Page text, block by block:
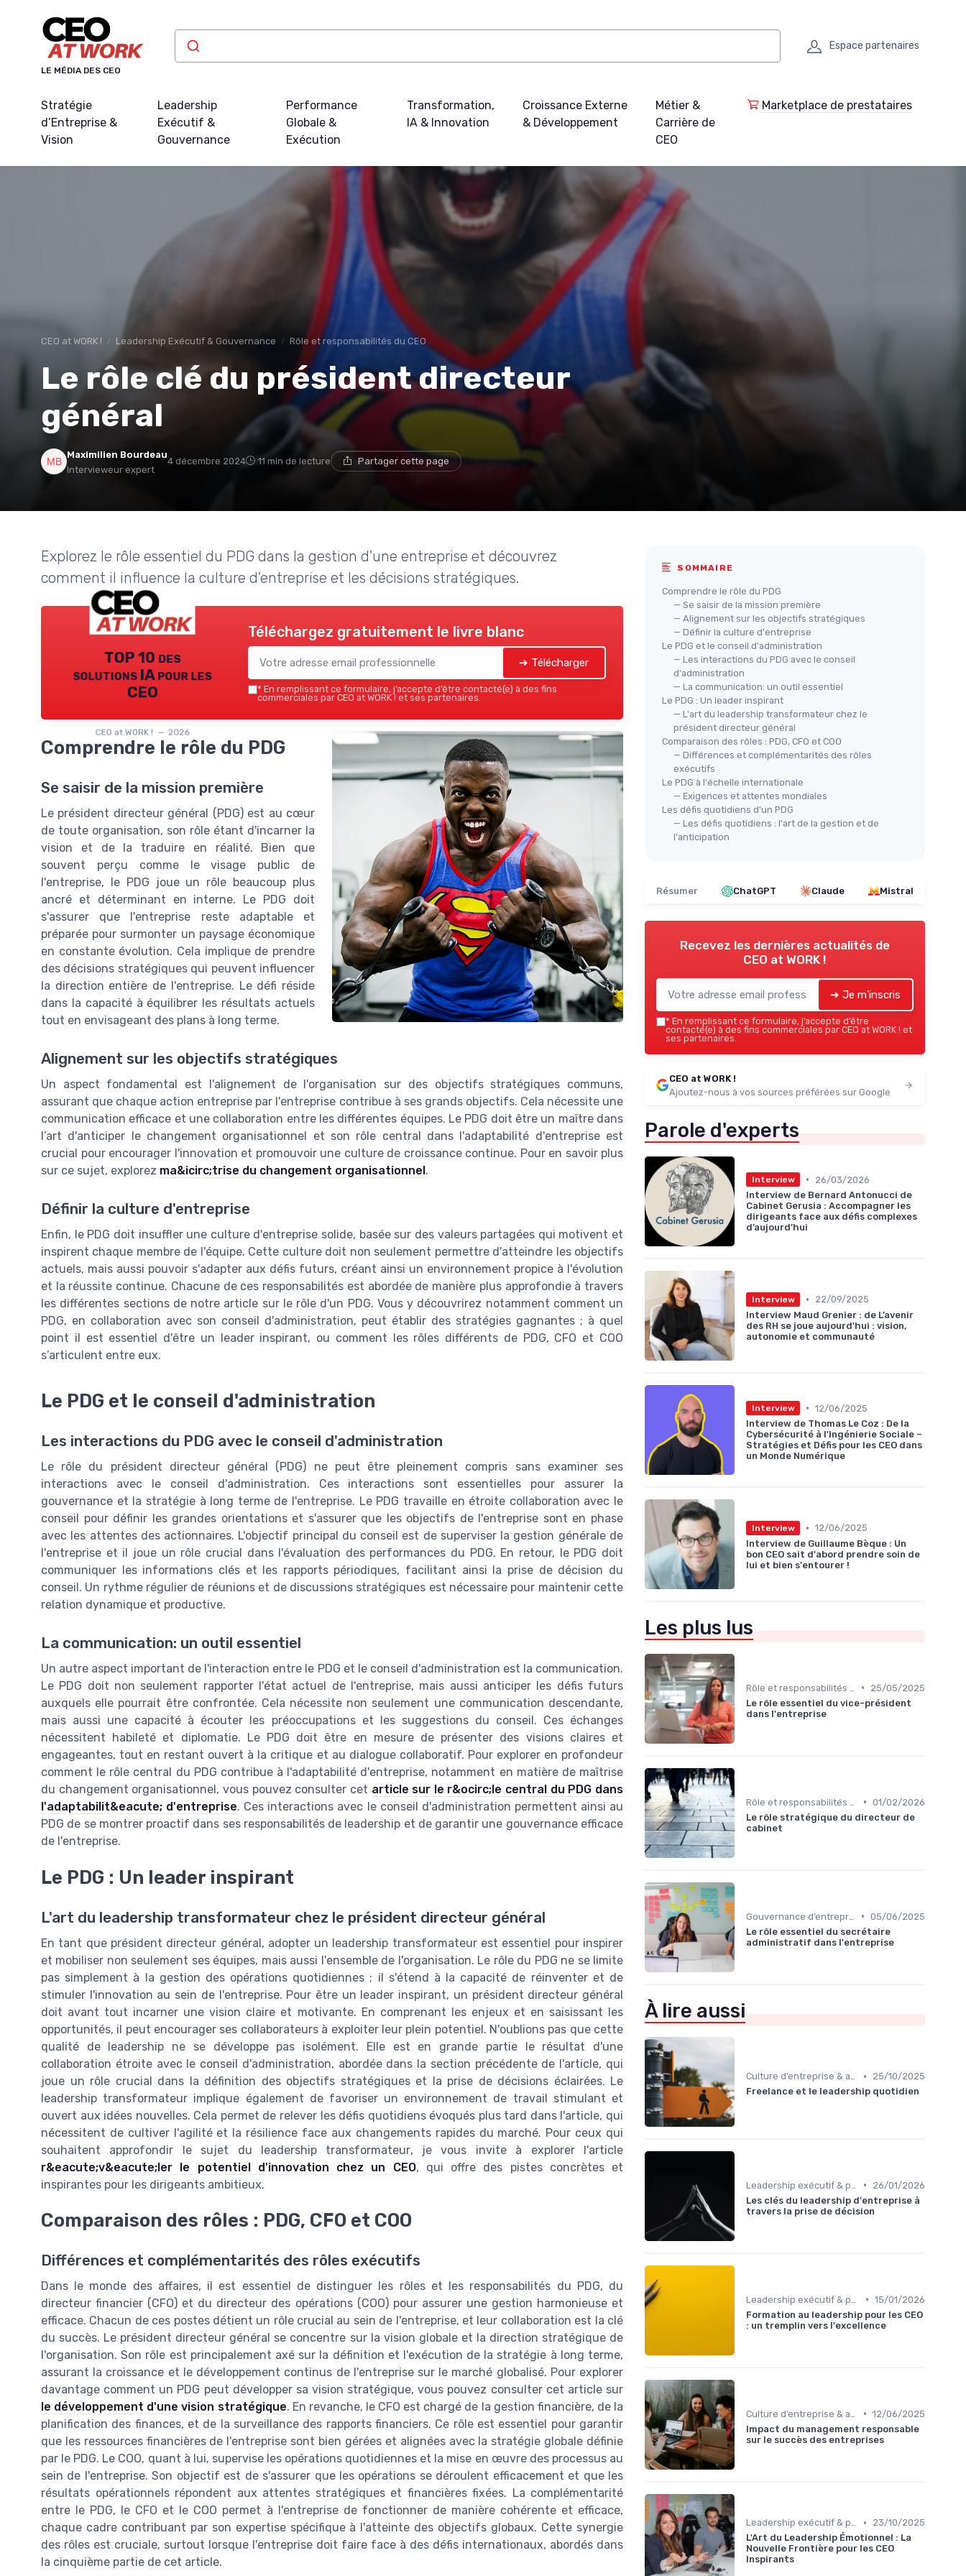
LE MÉDIA DES CEO
Espace partenaires
Stratégie
d’Entreprise &
Vision
Leadership
Exécutif &
Gouvernance
Performance
Globale &
Exécution
Transformation,
IA & Innovation
Croissance Externe
& Développement
Métier &
Carrière de
CEO
Marketplace de prestataires
CEO at WORK ! Leadership Exécutif & Gouvernance Rôle et responsabilités du CEO
Le rôle clé du président directeur
général
Maximilien Bourdeau
Intervieweur expert
4 décembre 2024 11 min de lecture Partager cette page
Explorez le rôle essentiel du PDG dans la gestion d'une entreprise et découvrez
comment il influence la culture d'entreprise et les décisions stratégiques.
TOP 10 des
solutions IA pour les
CEO
CEO at WORK ! — 2026
Téléchargez gratuitement le livre blanc
➔ Télécharger
* En remplissant ce formulaire, j’accepte d’être contacté(e) à des fins
commerciales par CEO at WORK ! et ses partenaires.
Comprendre le rôle du PDG
Se saisir de la mission première
Le président directeur général (PDG) est au cœur
de toute organisation, son rôle étant d'incarner la
vision et de la traduire en réalité. Bien que
souvent perçu comme le visage public de
l'entreprise, le PDG joue un rôle beaucoup plus
ancré et déterminant en interne. Le PDG doit
s'assurer que l'entreprise reste adaptable et
préparée pour surmonter un paysage économique
en constante évolution. Cela implique de prendre
des décisions stratégiques qui peuvent influencer
la direction entière de l'entreprise. Le défi réside
dans la capacité à équilibrer les résultats actuels
tout en envisageant des plans à long terme.
Alignement sur les objectifs stratégiques
Un aspect fondamental est l'alignement de l'organisation sur des objectifs stratégiques communs,
assurant que chaque action entreprise par l'entreprise contribue à ses grands objectifs. Cela nécessite une
communication efficace et une collaboration entre les différentes équipes. Le PDG doit être un maître dans
l’art d'anticiper le changement organisationnel et son rôle central dans l'adaptabilité d'entreprise est
crucial pour encourager l'innovation et promouvoir une culture de croissance continue. Pour en savoir plus
sur ce sujet, explorez ma&icirc;trise du changement organisationnel .
Définir la culture d'entreprise
Enfin, le PDG doit insuffler une culture d'entreprise solide, basée sur des valeurs partagées qui motivent et
inspirent chaque membre de l'équipe. Cette culture doit non seulement permettre d'atteindre les objectifs
actuels, mais aussi pouvoir s'adapter aux défis futurs, créant ainsi un environnement propice à l'évolution
et la réussite continue. Chacune de ces responsabilités est abordée de manière plus approfondie à travers
les différentes sections de notre article sur le rôle d'un PDG. Vous y découvrirez notamment comment un
PDG, en collaboration avec son conseil d'administration, peut établir des stratégies gagnantes ; à quel
point il est essentiel d'être un leader inspirant, ou comment les rôles différents de PDG, CFO et COO
s’articulent entre eux.
Le PDG et le conseil d'administration
Les interactions du PDG avec le conseil d'administration
Le rôle du président directeur général (PDG) ne peut être pleinement compris sans examiner ses
interactions avec le conseil d'administration. Ces interactions sont essentielles pour assurer la
gouvernance et la stratégie à long terme de l'entreprise. Le PDG travaille en étroite collaboration avec le
conseil pour définir les grandes orientations et s'assurer que les objectifs de l'entreprise sont en phase
avec les attentes des actionnaires. L'objectif principal du conseil est de superviser la gestion générale de
l'entreprise et il joue un rôle crucial dans l'évaluation des performances du PDG. En retour, le PDG doit
communiquer les informations clés et les rapports périodiques, facilitant ainsi la prise de décision du
conseil. Un rythme régulier de réunions et de discussions stratégiques est nécessaire pour maintenir cette
relation dynamique et productive.
La communication: un outil essentiel
Un autre aspect important de l'interaction entre le PDG et le conseil d'administration est la communication.
Le PDG doit non seulement rapporter l'état actuel de l'entreprise, mais aussi anticiper les défis futurs
auxquels elle pourrait être confrontée. Cela nécessite non seulement une communication descendante,
mais aussi une capacité à écouter les préoccupations et les suggestions du conseil. Ces échanges
nécessitent habileté et diplomatie. Le PDG doit être en mesure de présenter des visions claires et
engageantes, tout en restant ouvert à la critique et au dialogue collaboratif. Pour explorer en profondeur
comment le rôle central du PDG contribue à l'adaptabilité d'entreprise, notamment en matière de maîtrise
du changement organisationnel, vous pouvez consulter cet article sur le r&ocirc;le central du PDG dans
l'adaptabilit&eacute; d'entreprise. Ces interactions avec le conseil d'administration permettent ainsi au
PDG de se montrer proactif dans ses responsabilités de leadership et de garantir une gouvernance efficace
de l'entreprise.
Le PDG : Un leader inspirant
L'art du leadership transformateur chez le président directeur général
En tant que président directeur général, adopter un leadership transformateur est essentiel pour inspirer
et mobiliser non seulement ses équipes, mais aussi l'ensemble de l'organisation. Le rôle du PDG ne se limite
pas simplement à la gestion des opérations quotidiennes ; il s'étend à la capacité de réinventer et de
stimuler l'innovation au sein de l'entreprise. Pour être un leader inspirant, un président directeur général
doit avant tout incarner une vision claire et motivante. En comprenant les enjeux et en saisissant les
opportunités, il peut encourager ses collaborateurs à exploiter leur plein potentiel. N'oublions pas que cette
qualité de leadership ne se développe pas isolément. Elle est en grande partie le résultat d'une
collaboration étroite avec le conseil d'administration, abordée dans la section précédente de l'article, qui
joue un rôle crucial dans la définition des objectifs stratégiques et la prise de décisions éclairées. Le
leadership transformateur implique également de favoriser un environnement de travail stimulant et
ouvert aux idées nouvelles. Cela permet de relever les défis quotidiens évoqués plus tard dans l'article, qui
nécessitent de cultiver l'agilité et la résilience face aux changements rapides du marché. Pour ceux qui
souhaitent approfondir le sujet du leadership transformateur, je vous invite à explorer l'article
r&eacute;v&eacute;ler le potentiel d'innovation chez un CEO, qui offre des pistes concrètes et
inspirantes pour les dirigeants ambitieux.
Comparaison des rôles : PDG, CFO et COO
Différences et complémentarités des rôles exécutifs
Dans le monde des affaires, il est essentiel de distinguer les rôles et les responsabilités du PDG, du
directeur financier (CFO) et du directeur des opérations (COO) pour assurer une gestion harmonieuse et
efficace. Chacun de ces postes détient un rôle crucial au sein de l'entreprise, et leur collaboration est la clé
du succès. Le président directeur général se concentre sur la vision globale et la direction stratégique de
l'organisation. Son rôle est principalement axé sur la définition et l'exécution de la stratégie à long terme,
assurant la croissance et le développement continus de l'entreprise sur le marché globalisé. Pour explorer
davantage comment un PDG peut développer sa vision stratégique, vous pouvez consulter cet article sur
le développement d'une vision stratégique. En revanche, le CFO est chargé de la gestion financière, de la
planification des finances, et de la surveillance des rapports financiers. Ce rôle est essentiel pour garantir
que les ressources financières de l'entreprise sont bien gérées et alignées avec la stratégie globale définie
par le PDG. Le COO, quant à lui, supervise les opérations quotidiennes et la mise en œuvre des processus au
sein de l'entreprise. Son objectif est de s'assurer que les opérations se déroulent efficacement et que les
résultats opérationnels répondent aux attentes stratégiques et financières fixées. La complémentarité
entre le PDG, le CFO et le COO permet à l'entreprise de fonctionner de manière cohérente et efficace,
chaque cadre contribuant par son expertise spécifique à l'atteinte des objectifs globaux. Cette synergie
des rôles est cruciale, surtout lorsque l'entreprise doit faire face à des défis internationaux, abordés dans
la cinquième partie de cet article.
SOMMAIRE
Comprendre le rôle du PDG
— Se saisir de la mission première
— Alignement sur les objectifs stratégiques
— Définir la culture d'entreprise
Le PDG et le conseil d'administration
— Les interactions du PDG avec le conseil
d'administration
— La communication: un outil essentiel
Le PDG : Un leader inspirant
— L'art du leadership transformateur chez le
président directeur général
Comparaison des rôles : PDG, CFO et COO
— Différences et complémentarités des rôles
exécutifs
Le PDG à l'échelle internationale
— Exigences et attentes mondiales
Les défis quotidiens d'un PDG
— Les défis quotidiens : l'art de la gestion et de
l'anticipation
Résumer ChatGPT Claude Mistral
Recevez les dernières actualités de
CEO at WORK !
➔ Je m'inscris
* En remplissant ce formulaire, j’accepte d’être
contacté(e) à des fins commerciales par CEO at WORK ! et
ses partenaires.
CEO at WORK !
Ajoutez-nous à vos sources préférées sur Google
Parole d'experts
Interview •
26/03/2026
Interview de Bernard Antonucci de
Cabinet Gerusia : Accompagner les
dirigeants face aux défis complexes
d’aujourd’hui
Interview •
22/09/2025
Interview Maud Grenier : de L’avenir
des RH se joue aujourd'hui : vision,
autonomie et communauté
Interview • 12/06/2025
Interview de Thomas Le Coz : De la
Cybersécurité à l'Ingénierie Sociale –
Stratégies et Défis pour les CEO dans
un Monde Numérique
Interview • 12/06/2025
Interview de Guillaume Bèque : Un
bon CEO sait d'abord prendre soin de
lui et bien s'entourer !
Les plus lus
•
25/05/2025
Le rôle essentiel du vice-président
dans l'entreprise
• 01/02/2026
Le rôle stratégique du directeur de
cabinet
• 05/06/2025
Le rôle essentiel du secrétaire
administratif dans l'entreprise
À lire aussi
Culture d’entreprise & alignement •
25/10/2025
Freelance et le leadership quotidien
•
26/01/2026
Les clés du leadership d'entreprise à
travers la prise de décision
• 15/01/2026
Formation au leadership pour les CEO
: un tremplin vers l'excellence
• 12/06/2025
Impact du management responsable
sur le succès des entreprises
Leadership exécutif & prise de décision •
23/10/2025
L'Art du Leadership Émotionnel : La
Nouvelle Frontière pour les CEO
Inspirants